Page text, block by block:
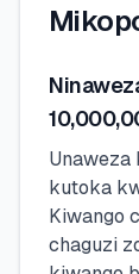
Unaweza
kutoka
Kiwango
chaguzi